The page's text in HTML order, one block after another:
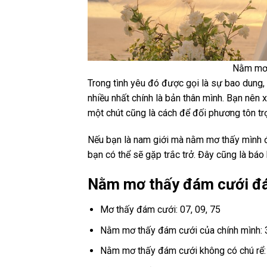
Nằm
Trong tình yêu đó được gọi là sự bao
nhiều nhất chính là bản thân mình. Bạn
một chút cũng là cách để đối phương tôn
Nếu bạn là nam giới mà nằm mơ thấy
bạn có thể sẽ gặp trắc trở. Đây cũng là
Nằm mơ thấy đám cưới
Mơ thấy đám cưới: 07, 09, 75
Nằm mơ thấy đám cưới của chính mình:
Nằm mơ thấy đám cưới không có chú